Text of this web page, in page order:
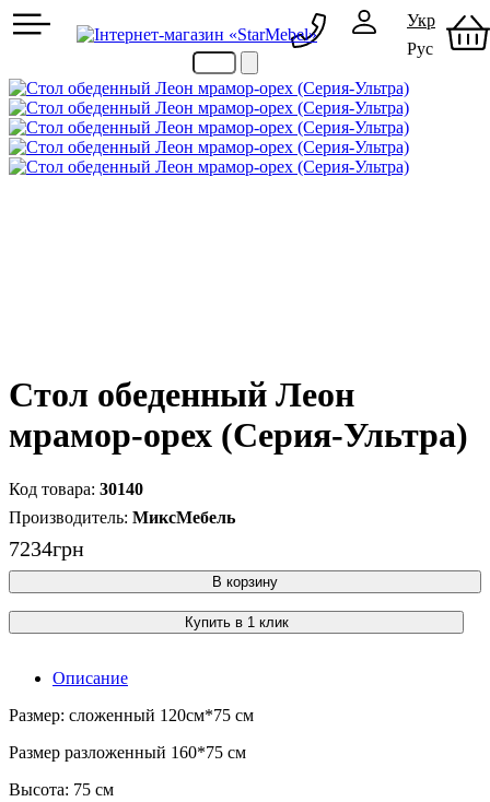
Стол обеденный Леон
мрамор-орех (Серия-Ультра)
30140
МиксМебель
7234грн
В корзину
Купить в 1 клик
Описание
Размер: сложенный 120см*75 см
Размер разложенный 160*75 см
Высота: 75 см
097 489-08-00
050 386-44-73
Укр
Рус